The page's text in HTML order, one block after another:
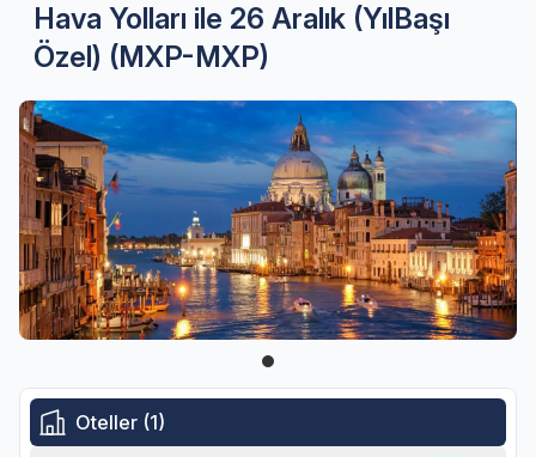
Hava Yolları ile 26 Aralık (YılBaşı
Özel) (MXP-MXP)
Oteller (1)